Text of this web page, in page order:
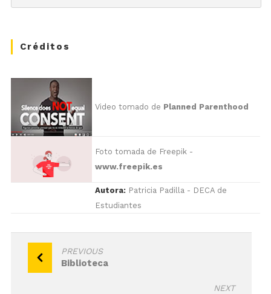
Créditos
Video tomado de Planned Parenthood
Foto tomada de Freepik -
www.freepik.es
Autora:Patricia Padilla - DECA de
Estudiantes
Navegación
de
PREVIOUS
Biblioteca
NEXT